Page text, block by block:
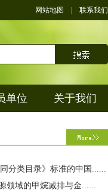
网站地图 联系我们
单位 关于我们
分类目录》标准的中国......
领域的甲烷减排与金......